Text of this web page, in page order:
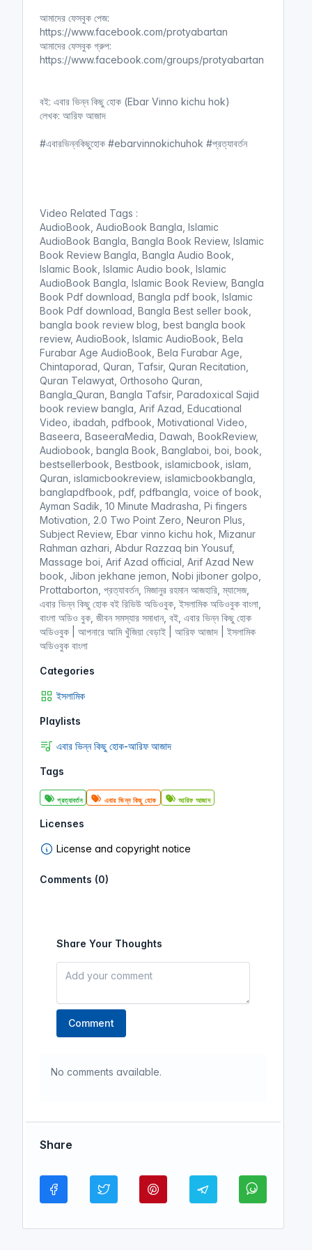
l
আমাদের ফেসবুক পেজ:
https://www.facebook.com/protyabartan
আমাদের ফেসবুক গ্রুপ:
https://www.facebook.com/groups/protyabartan
বই: এবার ভিন্ন কিছু হোক (Ebar Vinno kichu hok)
লেখক: আরিফ আজাদ
#এবারভিন্নকিছুহোক #ebarvinnokichuhok #প্রত্যাবর্তন
Video Related Tags :
AudioBook, AudioBook Bangla, Islamic
AudioBook Bangla, Bangla Book Review, Islamic
Book Review Bangla, Bangla Audio Book,
Islamic Book, Islamic Audio book, Islamic
AudioBook Bangla, Islamic Book Review, Bangla
Book Pdf download, Bangla pdf book, Islamic
Book Pdf download, Bangla Best seller book,
bangla book review blog, best bangla book
review, AudioBook, Islamic AudioBook, Bela
Furabar Age AudioBook, Bela Furabar Age,
Chintaporad, Quran, Tafsir, Quran Recitation,
Quran Telawyat, Orthosoho Quran,
Bangla_Quran, Bangla Tafsir, Paradoxical Sajid
book review bangla, Arif Azad, Educational
Video, ibadah, pdfbook, Motivational Video,
Baseera, BaseeraMedia, Dawah, BookReview,
Audiobook, bangla Book, Banglaboi, boi, book,
bestsellerbook, Bestbook, islamicbook, islam,
Quran, islamicbookreview, islamicbookbangla,
banglapdfbook, pdf, pdfbangla, voice of book,
Ayman Sadik, 10 Minute Madrasha, Pi fingers
Motivation, 2.0 Two Point Zero, Neuron Plus,
Subject Review, Ebar vinno kichu hok, Mizanur
Rahman azhari, Abdur Razzaq bin Yousuf,
Massage boi, Arif Azad official, Arif Azad New
book, Jibon jekhane jemon, Nobi jiboner golpo,
Prottaborton, প্রত্যাবর্তন, মিজানুর রহমান আজহারি, ম্যাসেজ,
এবার ভিন্ন কিছু হোক বই রিভিউ অডিওবুক, ইসলামিক অডিওবুক বাংলা,
বাংলা অডিও বুক, জীবন সমস্যার সমাধান, বই, এবার ভিন্ন কিছু হোক
অডিওবুক | আপনারে আমি খুঁজিয়া বেড়াই | আরিফ আজাদ | ইসলামিক
অডিওবুক বাংলা
Categories
ইসলামিক
Playlists
এবার ভিন্ন কিছু হোক-আরিফ আজাদ
Tags
প্রত্যাবর্তন এবার ভিন্ন কিছু হোক আরিফ আজাদ
Licenses
License and copyright notice
Comments (0)
Share Your Thoughts
Comment
No comments available.
Share